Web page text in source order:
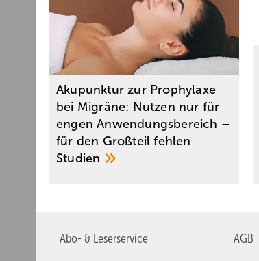
Akupunktur zur Prophylaxe
bei Migräne: Nutzen nur für
engen Anwendungsbereich –
für den Großteil fehlen
Studien
Abo- & Leserservice AGB